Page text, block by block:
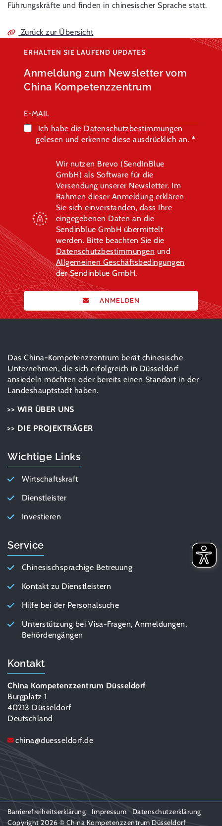
Führungskräfte und finden in chinesischer Sprache statt.
Zurück zur Übersicht
ERHALTEN SIE LAUFEND UPDATES
Anmeldung zum Newsletter vom
China Kompetenzzentrum
Ich habe die Datenschutzbestimmungen
gelesen und erkenne diese ausdrücklich an.
Wir nutzen Brevo (SendInBlue
GmbH) als Software für die
Versendung unserer Newsletter. Im
Rahmen dieser Anmeldung erklären
Sie sich einverstanden, dass Ihre
eingegebenen Daten an die
Sendinblue GmbH übermittelt
werden. Bitte beachten Sie die
Datenschutzbestimmungen und
Allgemeinen Geschäftsbedingungen
der Sendinblue GmbH.
ANMELDEN
Das China-Kompetenzzentrum berät chinesische
Unternehmen, die sich erfolgreich in Düsseldorf
ansiedeln möchten oder bereits einen Standort in der
Landeshauptstadt haben.
>> WIR ÜBER UNS
>> DIE PROJEKTRÄGER
Wichtige Links
Wirtschaftskraft
Dienstleister
Investieren
Service
Chinesischsprachige Betreuung
Kontakt zu Dienstleistern
Hilfe bei der Personalsuche
Unterstützung bei Visa-Fragen, Anmeldungen,
Behördengängen
Kontakt
China Kompetenzzentrum Düsseldorf
Burgplatz 1
40213 Düsseldorf
Deutschland
china@duesseldorf.de
Barrierefreiheitserklärung Impressum
Datenschutzerklärung
Copyright 2026 © China Kompetenzzentrum Düsseldorf